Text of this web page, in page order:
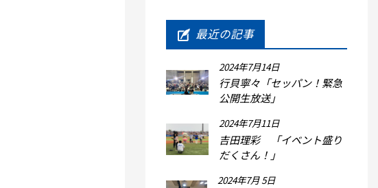
最近の記事
2024年7月14日
行貝寧々「セッパン！緊急
公開生放送」
2024年7月11日
吉田理彩 「イベント盛り
だくさん！」
2024年7月 5日